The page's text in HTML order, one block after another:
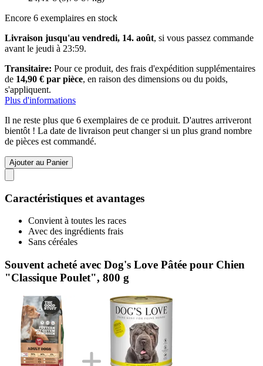
Encore 6 exemplaires en stock
Livraison jusqu'au vendredi, 14. août, si vous passez commande
avant le jeudi à 23:59.
Transitaire: Pour ce produit, des frais d'expédition supplémentaires
de 14,90 € par pièce, en raison des dimensions ou du poids,
s'appliquent.
Plus d'informations
Il ne reste plus que 6 exemplaires de ce produit. D'autres arriveront
bientôt ! La date de livraison peut changer si un plus grand nombre
de pièces est commandé.
Ajouter au Panier
Caractéristiques et avantages
Convient à toutes les races
Avec des ingrédients frais
Sans céréales
Souvent acheté avec Dog's Love Pâtée pour Chien
"Classique Poulet", 800 g